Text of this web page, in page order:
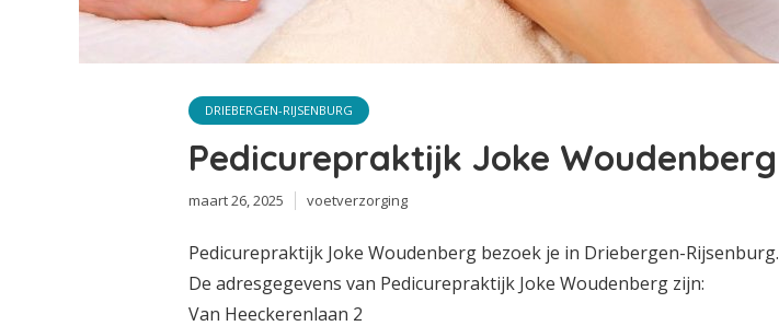
DRIEBERGEN-RIJSENBURG
Pedicurepraktijk Joke Woudenberg
maart 26, 2025 voetverzorging
Pedicurepraktijk Joke Woudenberg bezoek je in Driebergen-Rijsenburg.
De adresgegevens van Pedicurepraktijk Joke Woudenberg zijn:
Van Heeckerenlaan 2